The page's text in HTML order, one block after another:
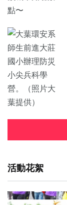
活動花絮